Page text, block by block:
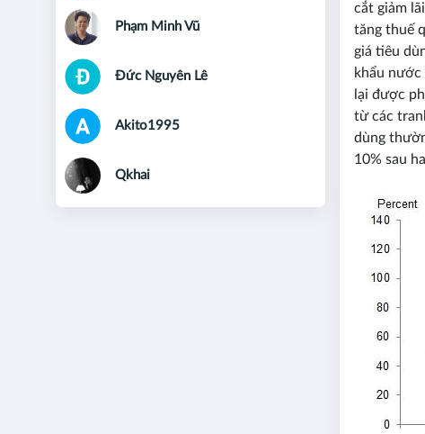
cắt giảm
tăng thuế
giá tiêu
khẩu nước
lại được
từ các
dùng
10% sau
Phạm Minh Vũ
Đức Nguyên Lê
Akito1995
Qkhai